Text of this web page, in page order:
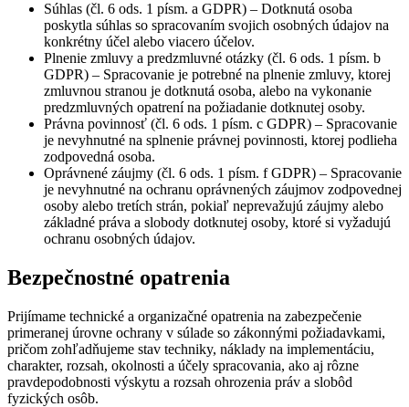
Súhlas (čl. 6 ods. 1 písm. a GDPR) – Dotknutá osoba
poskytla súhlas so spracovaním svojich osobných údajov na
konkrétny účel alebo viacero účelov.
Plnenie zmluvy a predzmluvné otázky (čl. 6 ods. 1 písm. b
GDPR) – Spracovanie je potrebné na plnenie zmluvy, ktorej
zmluvnou stranou je dotknutá osoba, alebo na vykonanie
predzmluvných opatrení na požiadanie dotknutej osoby.
Právna povinnosť (čl. 6 ods. 1 písm. c GDPR) – Spracovanie
je nevyhnutné na splnenie právnej povinnosti, ktorej podlieha
zodpovedná osoba.
Oprávnené záujmy (čl. 6 ods. 1 písm. f GDPR) – Spracovanie
je nevyhnutné na ochranu oprávnených záujmov zodpovednej
osoby alebo tretích strán, pokiaľ neprevažujú záujmy alebo
základné práva a slobody dotknutej osoby, ktoré si vyžadujú
ochranu osobných údajov.
Bezpečnostné opatrenia
Prijímame technické a organizačné opatrenia na zabezpečenie
primeranej úrovne ochrany v súlade so zákonnými požiadavkami,
pričom zohľadňujeme stav techniky, náklady na implementáciu,
charakter, rozsah, okolnosti a účely spracovania, ako aj rôzne
pravdepodobnosti výskytu a rozsah ohrozenia práv a slobôd
fyzických osôb.